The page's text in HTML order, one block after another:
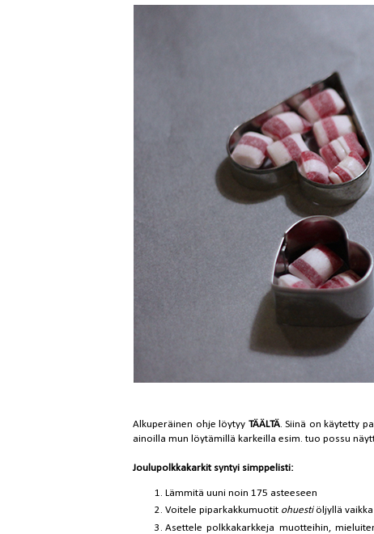
Alkuperäinen ohje löytyy TÄÄLTÄ. Siinä on käytetty
ainoilla mun löytämillä karkeilla esim. tuo possu
Joulupolkkakarkit syntyi simppelisti:
Lämmitä uuni noin 175 asteeseen
Voitele piparkakkumuotit ohuestiöljyllä vaikka
Asettele polkkakarkkeja muotteihin,